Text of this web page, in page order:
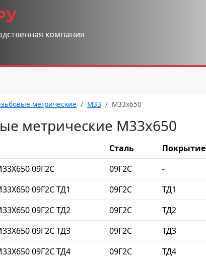
компания
метрические М33 М33x650
метрические М33x650
Сталь Покрытие
09Г2С 09Г2С -
09Г2С ТД1 09Г2С ТД1
09Г2С ТД2 09Г2С ТД2
09Г2С ТД3 09Г2С ТД3
09Г2С ТД4 09Г2С ТД4